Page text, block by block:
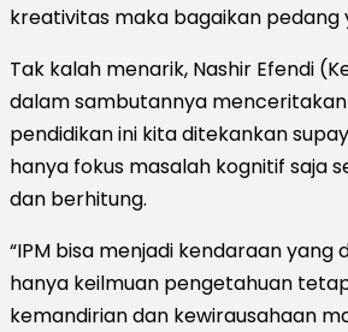
kreativitas maka bagaikan pedang
Tak kalah menarik, Nashir Efendi
dalam sambutannya
pendidikan ini kita ditekankan
hanya fokus masalah kognitif saja
dan berhitung.
“IPM bisa menjadi kendaraan yang
hanya keilmuan pengetahuan
kemandirian dan kewirausahaan